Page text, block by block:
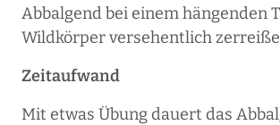
Abbalgend bei einem hängenden
Wildkörper versehentlich
Zeitaufwand
Mit etwas Übung dauert das